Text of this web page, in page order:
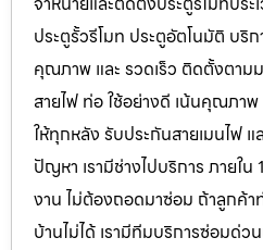
ประตูรั้วรีโมท ประตูอัตโนมัติ บริ
คุณภาพ และ รวดเร็ว ติดตั้งตา
สายไฟ ท่อ ใช้อย่างดี เน้นคุณภา
ให้ทุกหลัง รับประกันสายเมนไฟ
ปัญหา เรามีช่างไปบริการ ภายใน
งาน ไม่ต้องถอดมาซ่อม ถ้าลูกค้
บ้านไม่ได้ เรามีทีมบริการซ่อมด่ว